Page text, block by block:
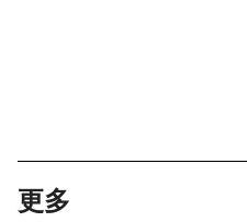
更多